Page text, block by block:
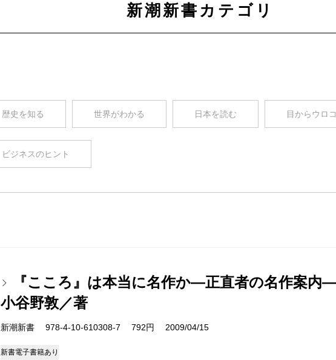
新潮新書カテゴリ
歴史を知る 世界がわかる 日本を読む 目からウロコ
ビジネスのヒント
『こころ』は本当に名作か―正直者の名作案内―
小谷野敦／著
新潮新書 978-4-10-610308-7 792円 2009/04/15
新書電子書籍あり